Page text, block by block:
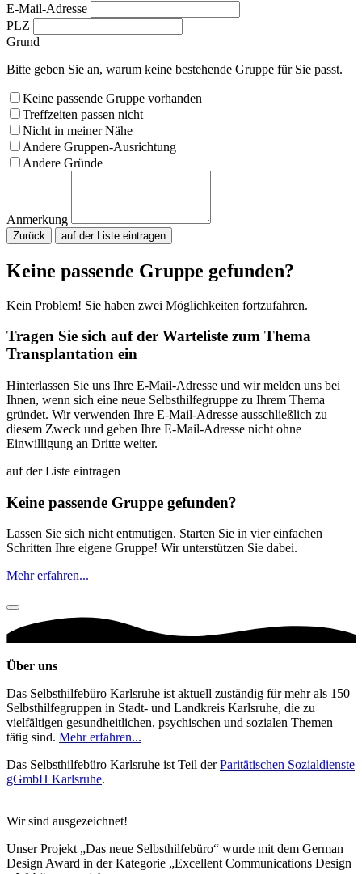
E-Mail-Adresse
PLZ
Grund
Bitte geben Sie an, warum keine bestehende Gruppe für Sie passt.
Keine passende Gruppe vorhanden
Treffzeiten passen nicht
Nicht in meiner Nähe
Andere Gruppen-Ausrichtung
Andere Gründe
Anmerkung
Zurück
Keine passende Gruppe gefunden?
Kein Problem! Sie haben zwei Möglichkeiten fortzufahren.
Tragen Sie sich auf der Warteliste zum Thema
Transplantation ein
Hinterlassen Sie uns Ihre E-Mail-Adresse und wir melden uns bei
Ihnen, wenn sich eine neue Selbsthilfegruppe zu Ihrem Thema
gründet. Wir verwenden Ihre E-Mail-Adresse ausschließlich zu
diesem Zweck und geben Ihre E-Mail-Adresse nicht ohne
Einwilligung an Dritte weiter.
auf der Liste eintragen
Keine passende Gruppe gefunden?
Lassen Sie sich nicht entmutigen. Starten Sie in vier einfachen
Schritten Ihre eigene Gruppe! Wir unterstützen Sie dabei.
Mehr erfahren...
Über uns
Das Selbsthilfebüro Karlsruhe ist aktuell zuständig für mehr als 150
Selbsthilfegruppen in Stadt- und Landkreis Karlsruhe, die zu
vielfältigen gesundheitlichen, psychischen und sozialen Themen
tätig sind. Mehr erfahren...
Das Selbsthilfebüro Karlsruhe ist Teil derParitätischen Sozialdienste
gGmbH Karlsruhe.
Wir sind ausgezeichnet!
Unser Projekt „Das neue Selbsthilfebüro“ wurde mit dem German
Design Award in der Kategorie „Excellent Communications Design